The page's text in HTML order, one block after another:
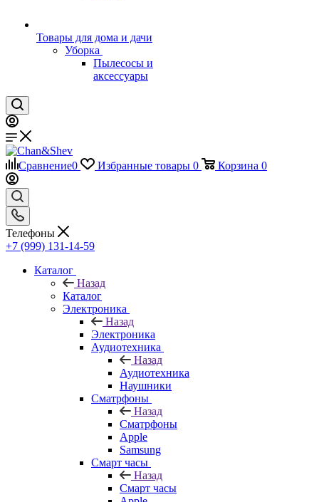
Товары для дома и дачи
Уборка
Пылесосы и
аксессуары
Сравнение0 Избранные товары 0 Корзина 0
Телефоны
+7 (999) 131-14-59
Каталог
Назад
Каталог
Электроника
Назад
Электроника
Аудиотехника
Назад
Аудиотехника
Наушники
Сматрфоны
Назад
Сматрфоны
Apple
Samsung
Смарт часы
Назад
Смарт часы